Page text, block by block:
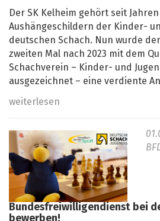
Der SK Kelheim gehört seit
Aushängeschildern der Kinder-
deutschen Schach. Nun wurde
zweiten Mal nach 2023 mit dem
Schachverein – Kinder- und
ausgezeichnet – eine verdiente
weiterlesen
Bundesfreiwilligendienst bei
bewerben!